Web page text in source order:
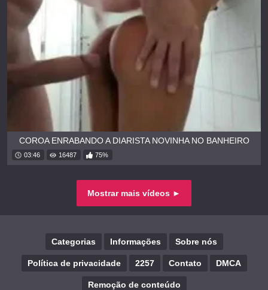
COROA ENRABANDO A DIARISTA NOVINHA NO BANHEIRO
03:46 16487 75%
Mostrar mais vídeos ►
Categorias Informações Sobre nós
Política de privacidade 2257 Contato DMCA
Remoção de conteúdo